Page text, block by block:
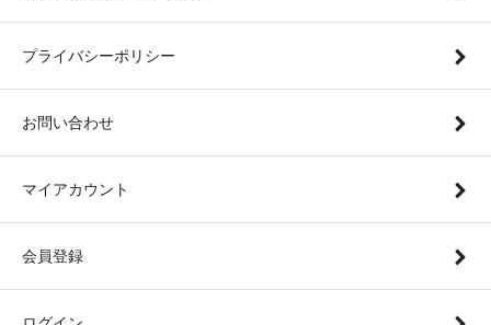
プライバシーポリシー
お問い合わせ
マイアカウント
会員登録